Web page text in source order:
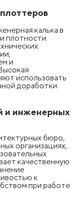
калька в
плотности.
и
использовать
доработки
и инженерных
бюро,
организациях,
качественную
к
при работе